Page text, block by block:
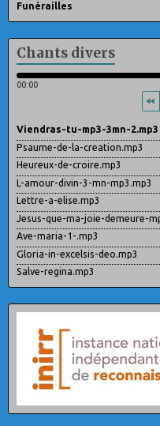
Funérailles
Chants divers
00:00
Viendras-tu-mp3-3mn-2.mp3
Psaume-de-la-creation.mp3
Heureux-de-croire.mp3
L-amour-divin-3-mn-mp3.mp3
Lettre-a-elise.mp3
Jesus-que-ma-joie-demeure-
Ave-maria-1-.mp3
Gloria-in-excelsis-deo.mp3
Salve-regina.mp3